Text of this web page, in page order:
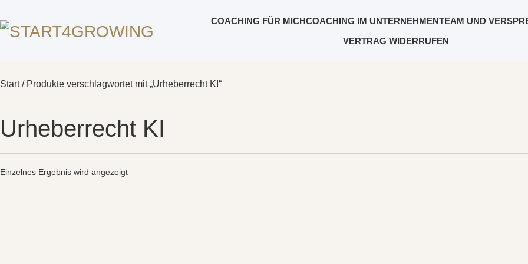
COACHING FÜR MICHCOACHING IM UNTERNEHMENTEAM UND
VERTRAG WIDERRUFEN
Start/ Produkte verschlagwortet mit „Urheberrecht KI“
Urheberrecht KI
Einzelnes Ergebnis wird angezeigt